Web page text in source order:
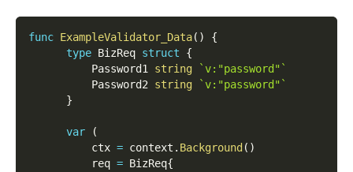
func ExampleValidator_Data( )
{
type BizReq struct
{
          Password1
string
`v:"password"`
          Password2
string
`v:"password"`
}
var
(
          ctx
= context . Background ( )
          req
= BizReq{